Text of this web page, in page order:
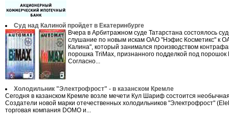
Суд над Калиной пройдет в Екатеринбурге
Вчера в Арбитражном суде Татарстана состоялось
слушание по новым искам ОАО "Нэфис Косметикс" к
Калина", который занимался производством
порошка TriMax, признанного подделкой под порошок
Согласно...
Холодильник "Электрофрост" - в казанском Кремле
Сегодня в казанском Кремле возле мечети Кул Шариф состоится
Создатели новой марки отечественных холодильников "Электрофрост"
торговая компания DOMO и...